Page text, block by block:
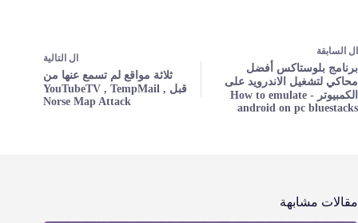
ال السابقة
برنامج بلوستاكس أفضل
محاكي لتشغيل الاندرويد على
الكمبيوتر - How to emulate
android on pc bluestacks
ال التالية
ثلاثة مواقع لم تسمع عنها من
قبل YouTubeTV , TempMail ,
Norse Map Attack
مقالات مشابهة